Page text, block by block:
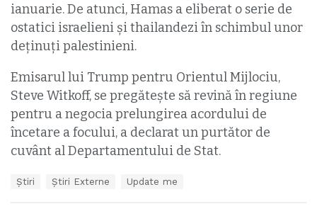
ianuarie. De atunci, Hamas a eliberat o serie de
ostatici israelieni și thailandezi în schimbul unor
deținuți palestinieni.
Emisarul lui Trump pentru Orientul Mijlociu,
Steve Witkoff, se pregătește să revină în regiune
pentru a negocia prelungirea acordului de
încetare a focului, a declarat un purtător de
cuvânt al Departamentului de Stat.
Ştiri Știri Externe Update me